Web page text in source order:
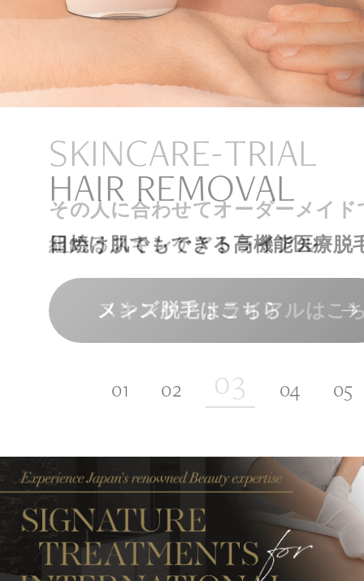
SIGNATURE
リラックスできる落ち着いた空間
上質な美容医療サービスを提供し
人気メニューはこちら
HAIR REMOVAL
日焼け肌でもできる高機能医療脱
メンズ脱毛はこちら
SKINCARE-TRIAL
その人に合わせてオーダーメイド
組めるスキンケアトライアル
スキンケアトライアルはこ
PHILOSOPHY
“男性”特化の美容
コンセプトはこちら
ナチュラル アンチエイ
内側から若々しく健康な身体へ
エクソソーム療法はこちら
NAD+点滴はこちら
INVITATION
メンバーシップを、最高のギフト
メンバーシップのご案内